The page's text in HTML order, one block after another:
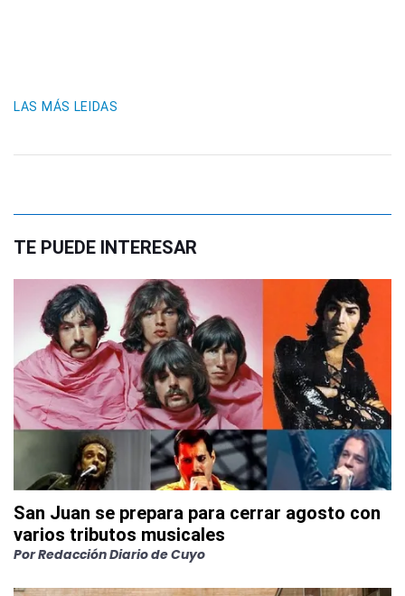
LAS MÁS LEIDAS
TE PUEDE INTERESAR
San Juan se prepara para cerrar agosto con
varios tributos musicales
PorRedacción Diario de Cuyo